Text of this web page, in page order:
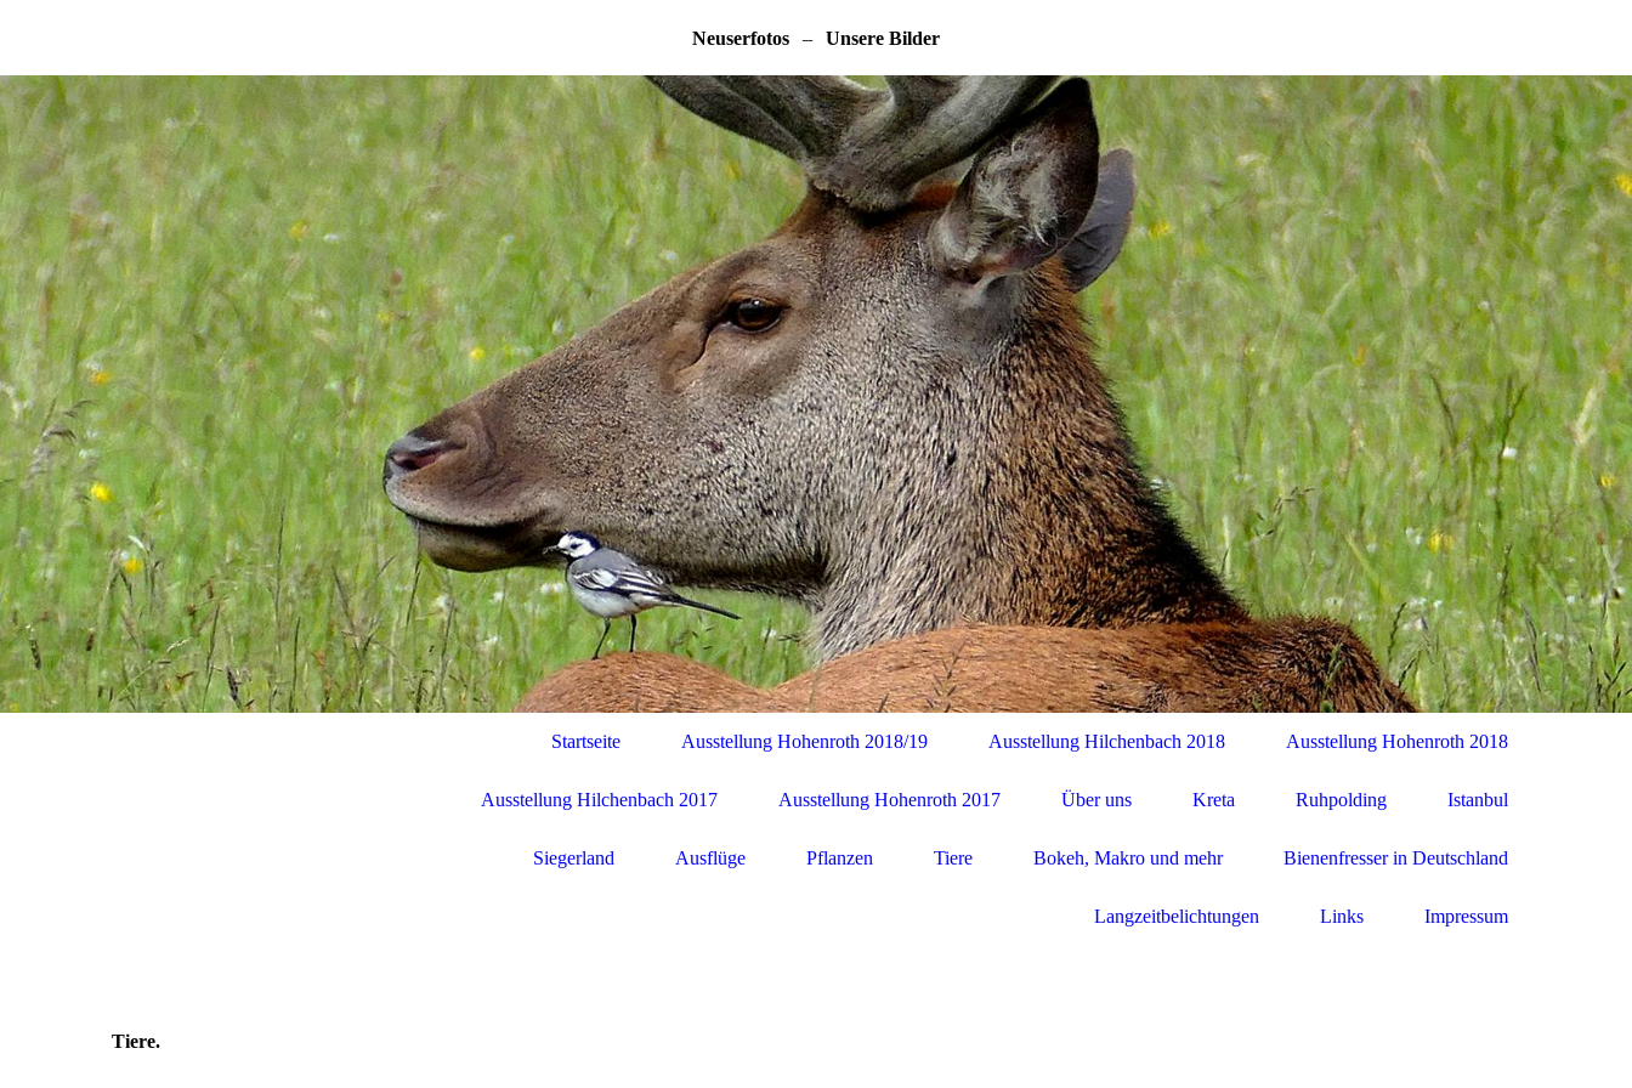
Neuserfotos – Unsere Bilder
Startseite Ausstellung Hohenroth 2018/19 Ausstellung Hilchenbach 2018 Ausstellung Hohenroth 2018
Ausstellung Hilchenbach 2017 Ausstellung Hohenroth 2017 Über uns Kreta Ruhpolding Istanbul
Siegerland Ausflüge Pflanzen Tiere Bokeh, Makro und mehr Bienenfresser in Deutschland
Langzeitbelichtungen Links Impressum
Tiere.